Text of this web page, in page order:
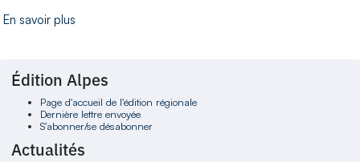
En savoir plus
Édition Alpes
Page d'accueil de l'édition régionale
Dernière lettre envoyée
S'abonner/se désabonner
Actualités